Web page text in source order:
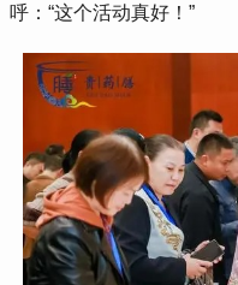
呼：“这个活动真好！”